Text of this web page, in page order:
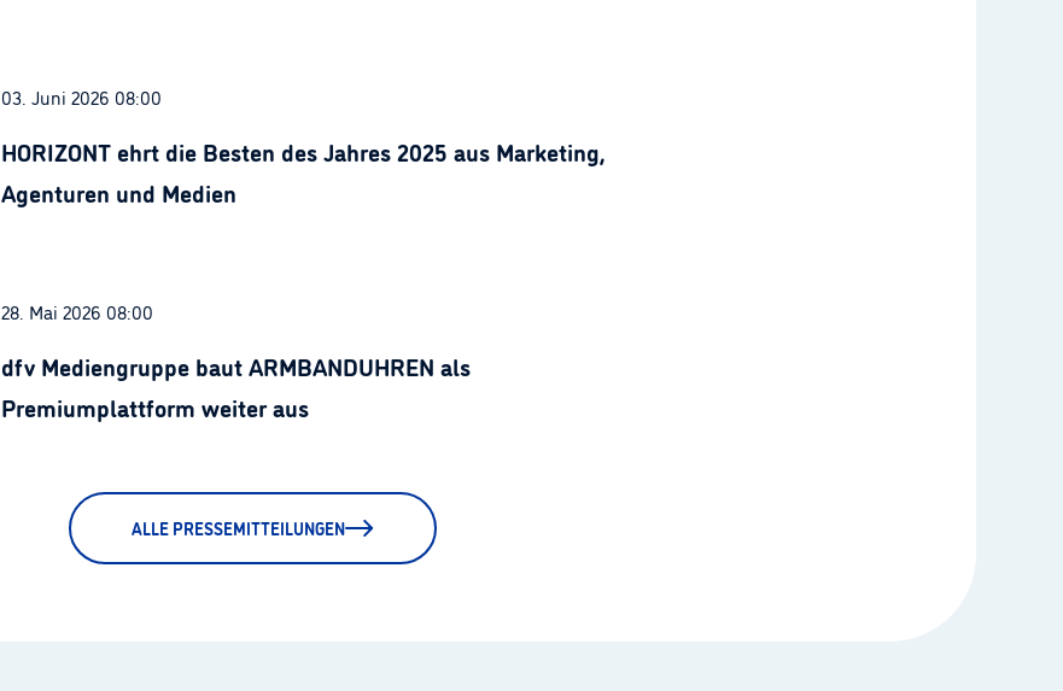
03. Juni 2026 08:00
HORIZONT ehrt die Besten des Jahres 2025 aus Marketing,
Agenturen und Medien
28. Mai 2026 08:00
dfv Mediengruppe baut ARMBANDUHREN als
Premiumplattform weiter aus
ALLE PRESSEMITTEILUNGEN